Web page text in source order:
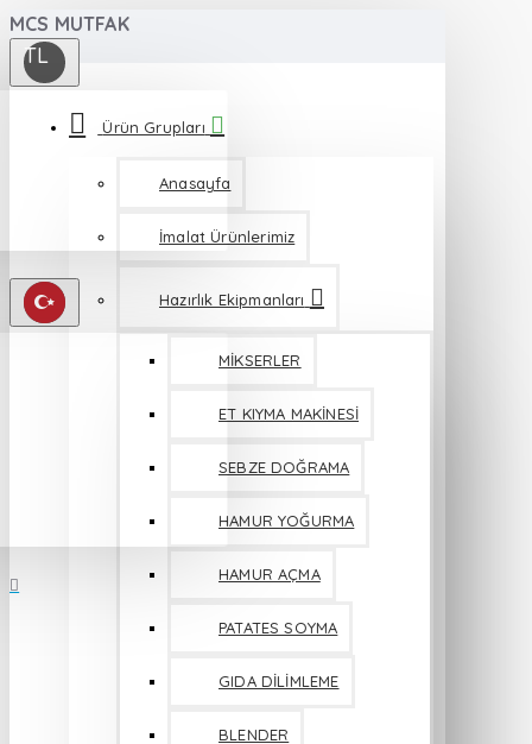
MCS MUTFAK
TL
Ürün Grupları
Anasayfa
İmalat Ürünlerimiz
Hazırlık Ekipmanları
MİKSERLER
ET KIYMA MAKİNESİ
SEBZE DOĞRAMA
HAMUR YOĞURMA
HAMUR AÇMA
PATATES SOYMA
GIDA DİLİMLEME
BLENDER